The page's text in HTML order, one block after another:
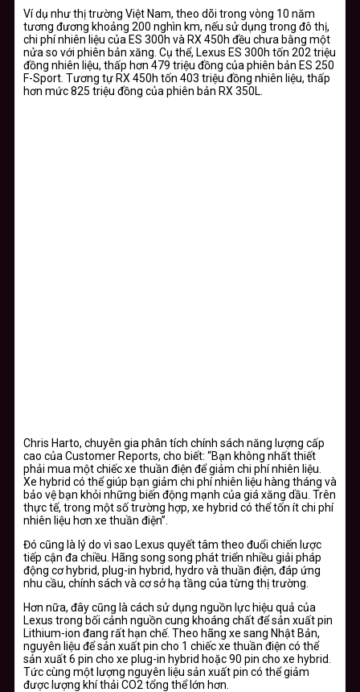
Ví dụ như thị trường Việt Nam, theo dõi trong vòng 10 năm
tương đương khoảng 200 nghìn km, nếu sử dụng trong đô thị,
chi phí nhiên liệu của ES 300h và RX 450h đều chưa bằng một
nửa so với phiên bản xăng. Cụ thể, Lexus ES 300h tốn 202 triệu
đồng nhiên liệu, thấp hơn 479 triệu đồng của phiên bản ES 250
F-Sport. Tương tự RX 450h tốn 403 triệu đồng nhiên liệu, thấp
hơn mức 825 triệu đồng của phiên bản RX 350L.
Chris Harto, chuyên gia phân tích chính sách năng lượng cấp
cao của Customer Reports, cho biết: “Bạn không nhất thiết
phải mua một chiếc xe thuần điện để giảm chi phí nhiên liệu.
Xe hybrid có thể giúp bạn giảm chi phí nhiên liệu hàng tháng và
bảo vệ bạn khỏi những biến động mạnh của giá xăng dầu. Trên
thực tế, trong một số trường hợp, xe hybrid có thể tốn ít chi phí
nhiên liệu hơn xe thuần điện”.
Đó cũng là lý do vì sao Lexus quyết tâm theo đuổi chiến lược
tiếp cận đa chiều. Hãng song song phát triển nhiều giải pháp
động cơ hybrid, plug-in hybrid, hydro và thuần điện, đáp ứng
nhu cầu, chính sách và cơ sở hạ tầng của từng thị trường.
Hơn nữa, đây cũng là cách sử dụng nguồn lực hiệu quả của
Lexus trong bối cảnh nguồn cung khoáng chất để sản xuất pin
Lithium-ion đang rất hạn chế. Theo hãng xe sang Nhật Bản,
nguyên liệu để sản xuất pin cho 1 chiếc xe thuần điện có thể
sản xuất 6 pin cho xe plug-in hybrid hoặc 90 pin cho xe hybrid.
Tức cùng một lượng nguyên liệu sản xuất pin có thể giảm
được lượng khí thải CO2 tổng thể lớn hơn.